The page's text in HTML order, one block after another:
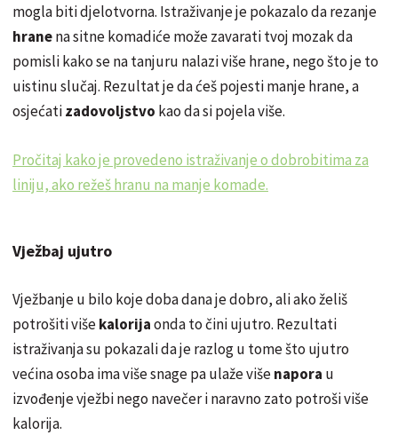
mogla biti djelotvorna. Istraživanje je pokazalo da rezanje
hranena sitne komadiće može zavarati tvoj mozak da
pomisli kako se na tanjuru nalazi više hrane, nego što je to
uistinu slučaj. Rezultat je da ćeš pojesti manje hrane, a
osjećatizadovoljstvo kao da si pojela više.
Pročitaj kako je provedeno istraživanje o dobrobitima za
liniju, ako režeš hranu na manje komade.
Vježbaj ujutro
Vježbanje u bilo koje doba dana je dobro, ali ako želiš
potrošiti višekalorijaonda to čini ujutro. Rezultati
istraživanja su pokazali da je razlog u tome što ujutro
većina osoba ima više snage pa ulaže višenapora u
izvođenje vježbi nego navečer i naravno zato potroši više
kalorija.